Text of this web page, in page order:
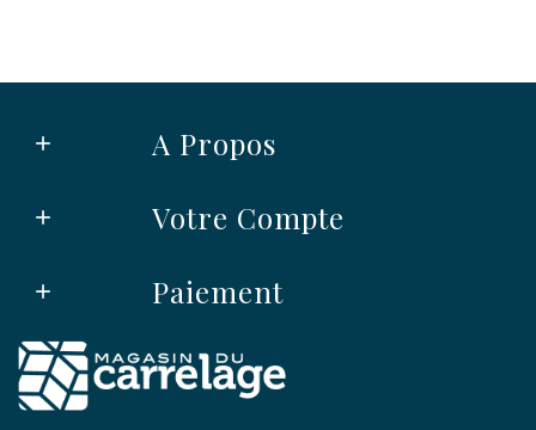
A Propos

Votre Compte

Paiement
